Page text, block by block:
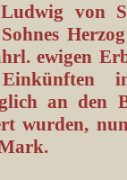
von
ewigen
an den
wurden,